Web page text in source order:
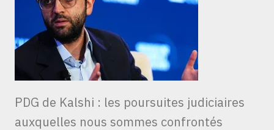
PDG de Kalshi : les poursuites judiciaires
auxquelles nous sommes confrontés